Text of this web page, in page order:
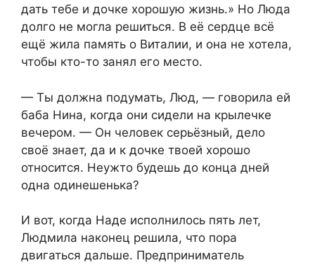
дать тебе и дочке хорошую жизнь.» Но Люда
долго не могла решиться. В её сердце всё
ещё жила память о Виталии, и она не хотела,
чтобы кто-то занял его место.
— Ты должна подумать, Люд, — говорила ей
баба Нина, когда они сидели на крылечке
вечером. — Он человек серьёзный, дело
своё знает, да и к дочке твоей хорошо
относится. Неужто будешь до конца дней
одна одинешенька?
И вот, когда Наде исполнилось пять лет,
Людмила наконец решила, что пора
двигаться дальше. Предприниматель